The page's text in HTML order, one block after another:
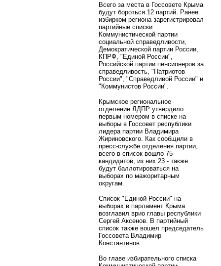
Всего за места в Госсовете Крыма
будут бороться 12 партий. Ранее
избирком региона зарегистрировал
партийные списки
Коммунистической партии
социальной справедливости,
Демократической партии России,
КПРФ, "Единой России",
Российской партии пенсионеров за
справедливость, "Патриотов
России", "Справедливой России" и
"Коммунистов России".
Крымское региональное
отделение ЛДПР утвердило
первым номером в списке на
выборы в Госсовет республики
лидера партии Владимира
Жириновского. Как сообщили в
пресс-службе отделения партии,
всего в список вошло 75
кандидатов, из них 23 - также
будут баллотироваться на
выборах по мажоритарным
округам.
Список "Единой России" на
выборах в парламент Крыма
возглавил врио главы республики
Сергей Аксенов. В партийный
список также вошел председатель
Госсовета Владимир
Константинов.
Во главе избирательного списка